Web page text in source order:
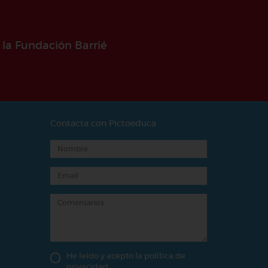
Fundación Barrié
Contacta con Pictoeduca
He leído y acepto la política de